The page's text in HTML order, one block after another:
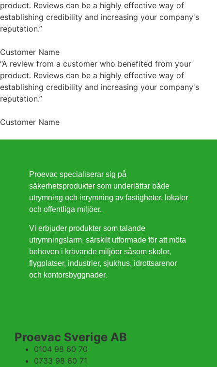
product. Reviews can be a highly effective way of
establishing credibility and increasing your company's
reputation.”
Customer Name
“A review from a customer who benefited from your
product. Reviews can be a highly effective way of
establishing credibility and increasing your company's
reputation.”
Customer Name
Proevac specialiserar sig på
säkerhetsprodukter som underlättar både
utrymning och inrymning av fastigheter, lokaler
och offentliga miljöer.
Vi erbjuder produkter som talande
utrymningslarm, särskilt utformade för att möta
behoven i krävande miljöer såsom skolor,
flygplatser, industrier, sjukhus, idrottsarenor
och kontorsbyggnader.
Proevac Sverige AB
0104 98 60 70
0733 98 60 71